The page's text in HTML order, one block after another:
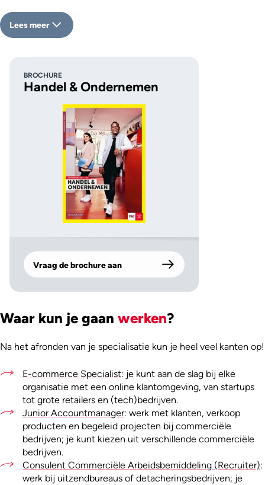
Lees meer
BROCHURE
Handel & Ondernemen
Vraag de brochure aan
Waar kun je gaan werken?
Na het afronden van je specialisatie kun je heel veel kanten op!
E-commerce Specialist: je kunt aan de slag bij elke
organisatie met een online klantomgeving, van startups
tot grote retailers en (tech)bedrijven.
Junior Accountmanager: werk met klanten, verkoop
producten en begeleid projecten bij commerciële
bedrijven; je kunt kiezen uit verschillende commerciële
bedrijven.
Consulent Commerciële Arbeidsbemiddeling (Recruiter):
werk bij uitzendbureaus of detacheringsbedrijven; je